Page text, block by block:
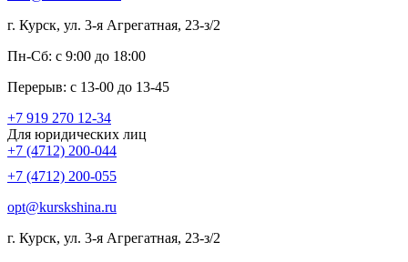
г. Курск, ул. 3-я Агрегатная, 23-з/2
Пн-Сб: с 9:00 до 18:00
Перерыв: с 13-00 до 13-45
+7 919 270 12-34
Для юридических лиц
+7 (4712) 200-044
+7 (4712) 200-055
opt@kurskshina.ru
г. Курск, ул. 3-я Агрегатная, 23-з/2